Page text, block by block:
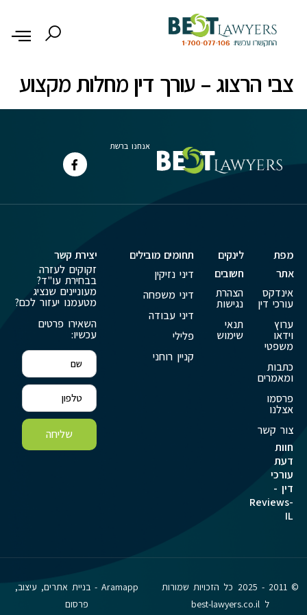
צבי הרצוג – עורך דין מחלות מקצוע
אנחנו ברשת
מפת
אתר
אינדקס
עורכי דין
ערוץ
וידאו
משפטי
כתבות
ומאמרים
פרסמו
אצלנו
צור קשר
חוות
דעת
עורכי
דין -
Reviews-
IL
לינקים
חשובים
הצהרת
נגישות
תנאי
שימוש
תחומים מובילים
דיני נזיקין
דיני משפחה
דיני עבודה
פלילי
קניין רוחני
יצירת קשר
זקוקים לעזרה
בבחירת עו"ד?
מעוניינים שנציג
מטעמנו יעזור לכם?
השאירו פרטים
עכשיו:
שליחה
© 2011 - 2025 כל הזכויות שמורות
ל best-lawyers.co.il
Aramapp - בניית אתרים, עיצוב,
פרסום